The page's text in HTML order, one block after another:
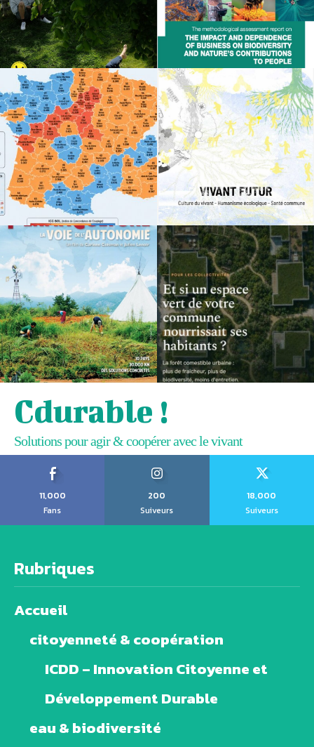
Cdurable !
Solutions pour agir & coopérer avec le vivant
11,000
Fans
200
Suiveurs
18,000
Suiveurs
Rubriques
Accueil
citoyenneté & coopération
ICDD – Innovation Citoyenne et
Développement Durable
eau & biodiversité